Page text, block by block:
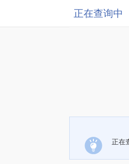
正在查询中
正在